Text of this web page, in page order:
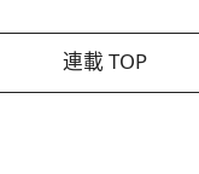
連載 TOP